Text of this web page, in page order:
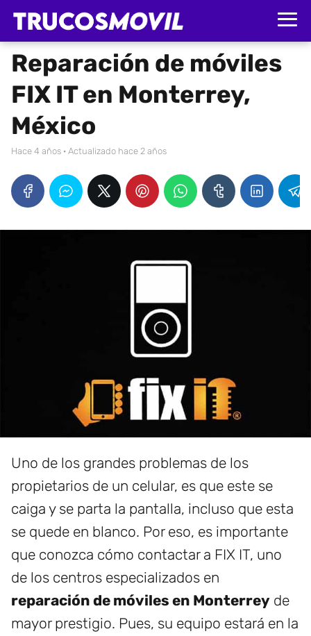
Reparación de móviles
FIX IT en Monterrey,
México
hace 4 años · Actualizado hace 2 años
Uno de los grandes problemas de los
propietarios de un celular, es que este se
caiga y se parta la pantalla, incluso que esta
se quede en blanco. Por eso, es importante
que conozca cómo contactar a FIX IT, uno
de los centros especializados en
reparación de móviles en Monterrey de
mayor prestigio. Pues, su equipo estará en la